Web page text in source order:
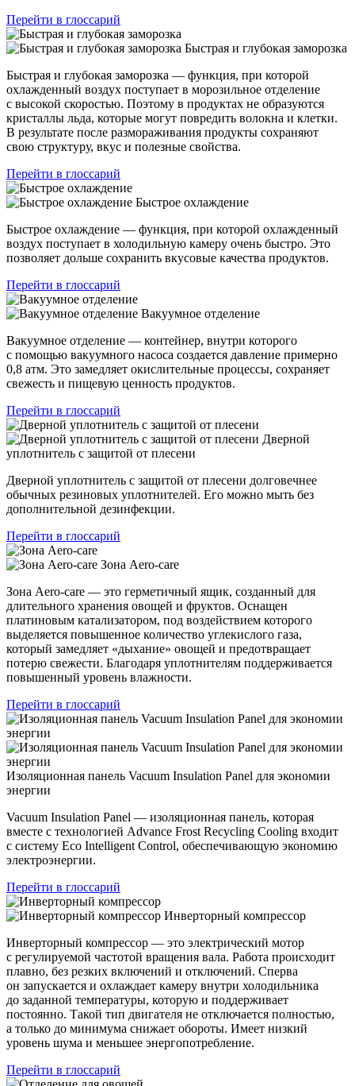
Перейти в глоссарий
Быстрая и глубокая заморозка
Быстрая и глубокая заморозка — функция, при которой
охлажденный воздух поступает в морозильное отделение
с высокой скоростью. Поэтому в продуктах не образуются
кристаллы льда, которые могут повредить волокна и клетки.
В результате после размораживания продукты сохраняют
свою структуру, вкус и полезные свойства.
Перейти в глоссарий
Быстрое охлаждение
Быстрое охлаждение — функция, при которой охлажденный
воздух поступает в холодильную камеру очень быстро. Это
позволяет дольше сохранить вкусовые качества продуктов.
Перейти в глоссарий
Вакуумное отделение
Вакуумное отделение — контейнер, внутри которого
с помощью вакуумного насоса создается давление примерно
0,8 атм. Это замедляет окислительные процессы, сохраняет
свежесть и пищевую ценность продуктов.
Перейти в глоссарий
Дверной
уплотнитель с защитой от плесени
Дверной уплотнитель с защитой от плесени долговечнее
обычных резиновых уплотнителей. Его можно мыть без
дополнительной дезинфекции.
Перейти в глоссарий
Зона Aero-care
Зона Aero-care — это герметичный ящик, созданный для
длительного хранения овощей и фруктов. Оснащен
платиновым катализатором, под воздействием которого
выделяется повышенное количество углекислого газа,
который замедляет «дыхание» овощей и предотвращает
потерю свежести. Благодаря уплотнителям поддерживается
повышенный уровень влажности.
Перейти в глоссарий
Изоляционная панель Vacuum Insulation Panel для экономии
энергии
Vacuum Insulation Panel — изоляционная панель, которая
вместе с технологией Advance Frost Recycling Cooling входит
с систему Eco Intelligent Control, обеспечивающую экономию
электроэнергии.
Перейти в глоссарий
Инверторный компрессор
Инверторный компрессор — это электрический мотор
с регулируемой частотой вращения вала. Работа происходит
плавно, без резких включений и отключений. Сперва
он запускается и охлаждает камеру внутри холодильника
до заданной температуры, которую и поддерживает
постоянно. Такой тип двигателя не отключается полностью,
а только до минимума снижает обороты. Имеет низкий
уровень шума и меньшее энергопотребление.
Перейти в глоссарий